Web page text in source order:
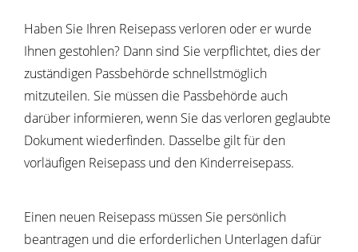
Haben Sie Ihren Reisepass verloren oder er wurde
Ihnen gestohlen? Dann sind Sie verpflichtet, dies der
zuständigen Passbehörde schnellstmöglich
mitzuteilen. Sie müssen die Passbehörde auch
darüber informieren, wenn Sie das verloren geglaubte
Dokument wiederfinden. Dasselbe gilt für den
vorläufigen Reisepass und den Kinderreisepass.
Einen neuen Reisepass müssen Sie persönlich
beantragen und die erforderlichen Unterlagen dafür